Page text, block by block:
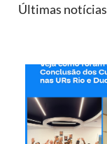
Últimas notícias